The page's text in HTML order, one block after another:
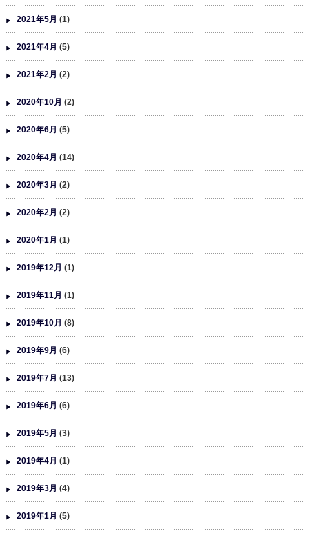
2021年5月 (1)
2021年4月 (5)
2021年2月 (2)
2020年10月 (2)
2020年6月 (5)
2020年4月 (14)
2020年3月 (2)
2020年2月 (2)
2020年1月 (1)
2019年12月 (1)
2019年11月 (1)
2019年10月 (8)
2019年9月 (6)
2019年7月 (13)
2019年6月 (6)
2019年5月 (3)
2019年4月 (1)
2019年3月 (4)
2019年1月 (5)